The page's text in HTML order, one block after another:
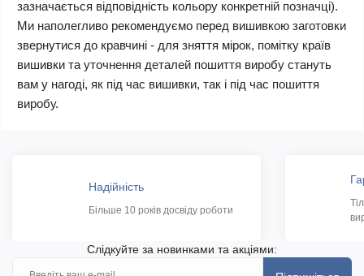
зазначається відповідність кольору конкретній позначці).
Ми наполегливо рекомендуємо перед вишивкою заготовки
звернутися до кравчині - для зняття мірок, помітку країв
вишивки та уточнення деталей пошиття виробу стануть
вам у нагоді, як під час вишивки, так і під час пошиття
виробу.
Надійність
Більше 10 років досвіду роботи
Слідкуйте за новинками та акціями: